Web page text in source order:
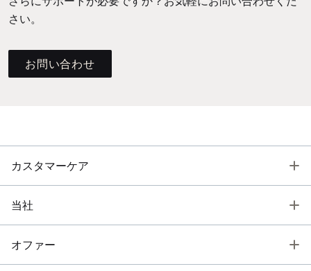
さい。
お問い合わせ
カスタマーケア
当社
オファー